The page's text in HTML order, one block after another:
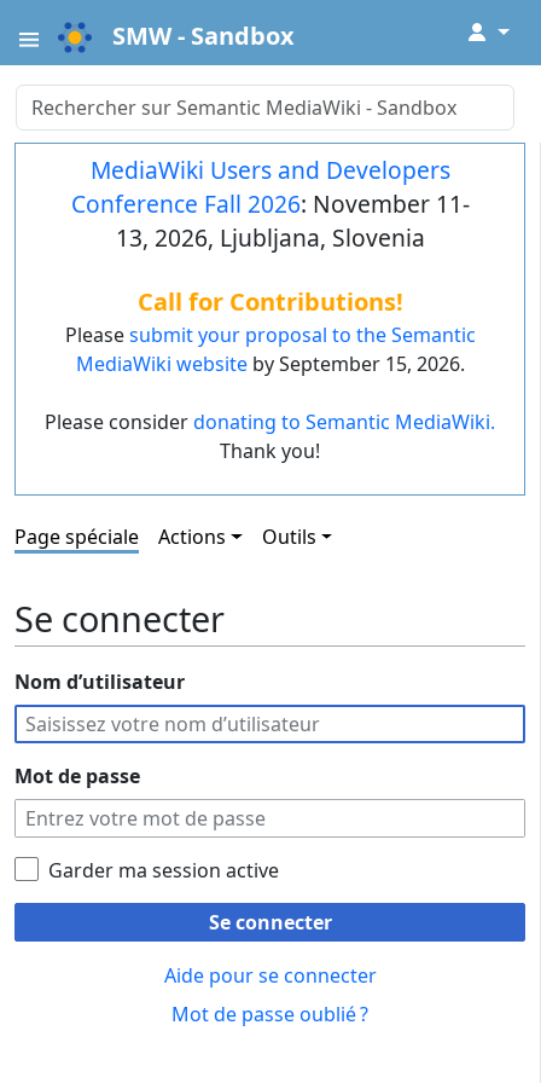
SMW - Sandbox ↓
MediaWiki Users and Developers
Conference Fall 2026: November 11-
13, 2026, Ljubljana, Slovenia
Call for Contributions!
Pleasesubmit your proposal to the Semantic
MediaWiki websiteby September 15, 2026.
Please considerdonating to Semantic MediaWiki.
Thank you!
Page spéciale Actions Outils
Se connecter
Nom d’utilisateur
Mot de passe
Garder ma session active
Se connecter
Aide pour se connecter
Mot de passe oublié ?